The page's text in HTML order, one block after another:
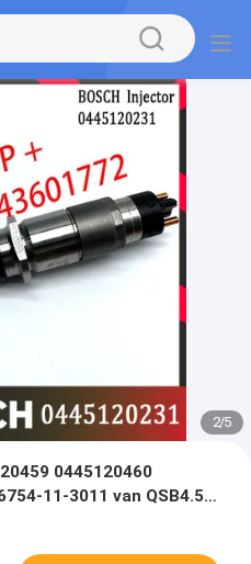
2/5
0445120460
11-3011 van QSB4.5